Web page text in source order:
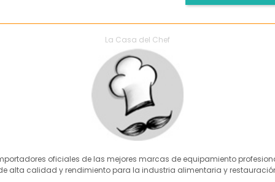
La Casa del Chef
oficiales de las mejores marcas de equipamiento
alta calidad y rendimiento para la industria alimentaria y